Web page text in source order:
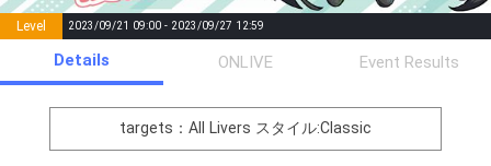
Level 2023/09/21 09:00 - 2023/09/27 12:59
Points List of Goal
number of
positions
Rema
0 Event Begins!
オリジナルアバター制作権獲
Details ONLIVE Event Results
targets：All Livers スタイル:Classic